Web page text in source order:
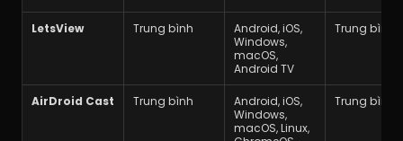
LetsView Trung bình
Android, iOS,
Windows,
macOS,
Android TV
Trung bình
AirDroid Cast Trung bình
Android, iOS,
Windows,
macOS, Linux,
Trung bình